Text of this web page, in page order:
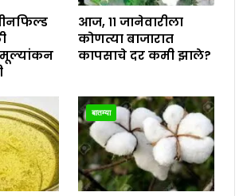
आज, ११ जानेवारीला
कोणत्या बाजारात
कापसाचे दर कमी झाले?
बातम्या